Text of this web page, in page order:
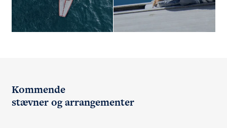
Kommende
stævner og arrangementer